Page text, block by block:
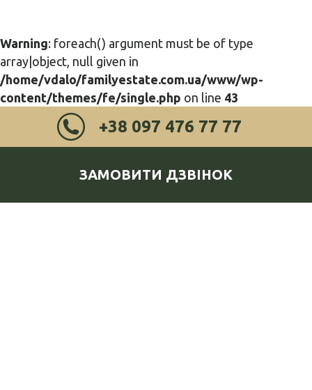
Warning: foreach() argument must be of type
array|object, null given in
/home/vdalo/familyestate.com.ua/www/wp-
content/themes/fe/single.php on line 43
+38 097 476 77 77
ЗАМОВИТИ ДЗВІНОК